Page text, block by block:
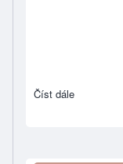
Číst dále